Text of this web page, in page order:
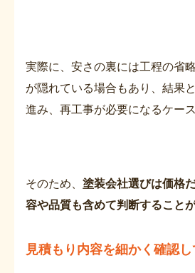
実際に、安さの裏には工程の省
が隠れている場合もあり、結果
進み、再工事が必要になるケー
そのため、 塗装会社選びは価格
容や品質も含めて判断すること
見積もり内容を細かく確認